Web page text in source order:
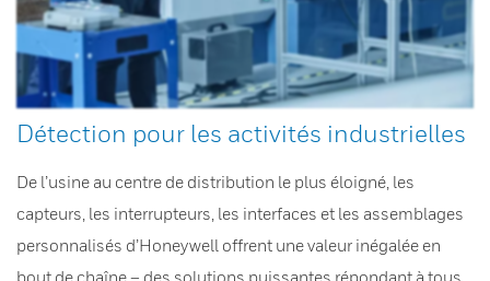
Détection pour les activités industrielles
De l’usine au centre de distribution le plus éloigné, les
capteurs, les interrupteurs, les interfaces et les assemblages
personnalisés d’Honeywell offrent une valeur inégalée en
bout de chaîne – des solutions puissantes répondant à tous